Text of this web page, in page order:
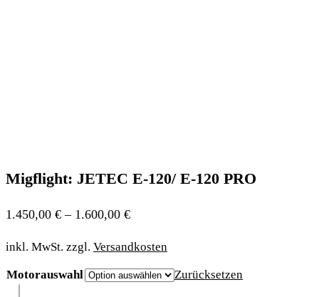
Migflight: JETEC E-120/ E-120 PRO
1.450,00 € – 1.600,00 €
inkl. MwSt. zzgl. Versandkosten
Motorauswahl Zurücksetzen